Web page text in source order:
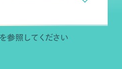
を参照してください